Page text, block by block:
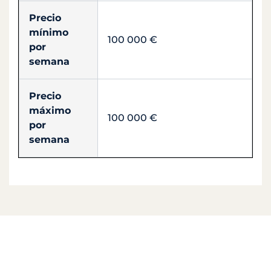
Precio
mínimo
por
semana
100 000 €
Precio
máximo
por
semana
100 000 €